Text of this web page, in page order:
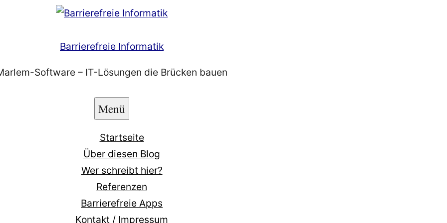
Barrierefreie Informatik
Software – IT-Lösungen die Brücken bauen
Menü
Startseite
Über diesen Blog
Wer schreibt hier?
Referenzen
Barrierefreie Apps
Kontakt / Impressum